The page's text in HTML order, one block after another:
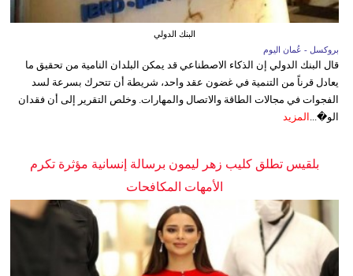
البنك الدولي
بروكسل - عُمان اليوم
قال البنك الدولي إن الذكاء الاصطناعي قد يمكن البلدان النامية من تحقيق ما
يعادل قرناً من التنمية في غضون عقد واحد، شريطة أن تتحرك بسرعة لسد
الفجوات في مجالات الطاقة والاتصال والمهارات. وخلص التقرير إلى أن فقدان
الو�...
المزيد
بلقيس تطلق كليب زهر ليمون برسالة إنسانية مؤثرة تكرم
الأمهات المكافحات